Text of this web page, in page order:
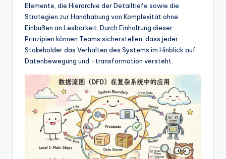
&
S
o
ft
w
Elemente, die Hierarchie der Detailtiefe sowie die
Strategien zur Handhabung von Komplexität ohne
Einbußen an Lesbarkeit. Durch Einhaltung dieser
Prinzipien können Teams sicherstellen, dass jeder
Stakeholder das Verhalten des Systems im Hinblick auf
Datenbewegung und -transformation versteht.